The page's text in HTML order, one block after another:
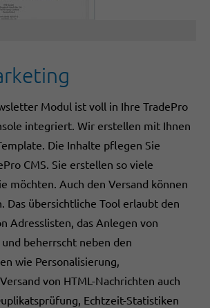
Modul ist voll in Ihre TradePro
integriert. Wir erstellen mit Ihnen
Die Inhalte pflegen Sie
CMS. Sie erstellen so viele
möchten. Auch den Versand können
Das übersichtliche Tool erlaubt den
Adresslisten, das Anlegen von
beherrscht neben den
wie Personalisierung,
von HTML-Nachrichten auch
Echtzeit-Statistiken